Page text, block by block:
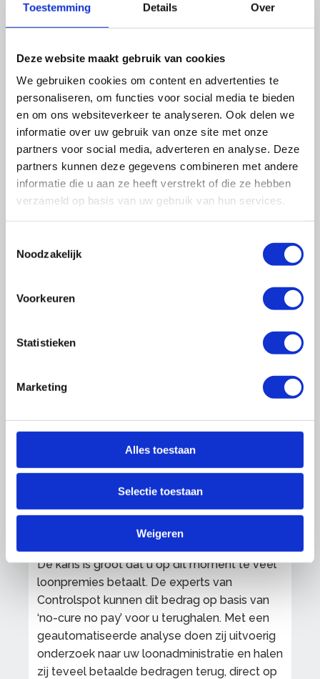
Toestemming Details Over
Deze website maakt gebruik van cookies
We gebruiken cookies om content en advertenties te
personaliseren, om functies voor social media te bieden
en om ons websiteverkeer te analyseren. Ook delen we
informatie over uw gebruik van onze site met onze
partners voor social media, adverteren en analyse. Deze
partners kunnen deze gegevens combineren met andere
informatie die u aan ze heeft verstrekt of die ze hebben
verzameld op basis van uw gebruik van hun services.
Noodzakelijk
Voorkeuren
Statistieken
Marketing
Alles toestaan
Selectie toestaan
Weigeren
Cao SAVG
Loontabellen per week 1 van 2026 na WML-
Producten
Loonkompas
Loon- en materiaalindices
Links
Werkkostenregeling (WKR)
meer werknemers in dienst nemen uit
komen. Ga voor meer info over
loonkostenvoordeel naar uwv.nl.
De kans is groot dat u op dit moment te veel
loonpremies betaalt. De experts van
Controlspot kunnen dit bedrag op basis van
‘no-cure no pay’ voor u terughalen. Met een
geautomatiseerde analyse doen zij uitvoerig
onderzoek naar uw loonadministratie en halen
zij teveel betaalde bedragen terug, direct op